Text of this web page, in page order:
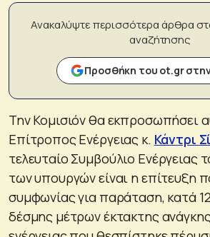
Ανακαλύψτε περισσότερα άρθρα
αναζήτησης
Προσθήκη του ot.gr
Την Κομισιόν θα εκπροσωπήσει
Επίτροπος Ενέργειας κ. Κάντρι
τελευταίο Συμβούλιο Ενέργειας
των υπουργών είναι η επίτευξη
συμφωνίας για παράταση, κατά
δέσμης μέτρων έκτακτης